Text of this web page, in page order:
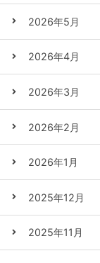
2026年5月
2026年4月
2026年3月
2026年2月
2026年1月
2025年12月
2025年11月